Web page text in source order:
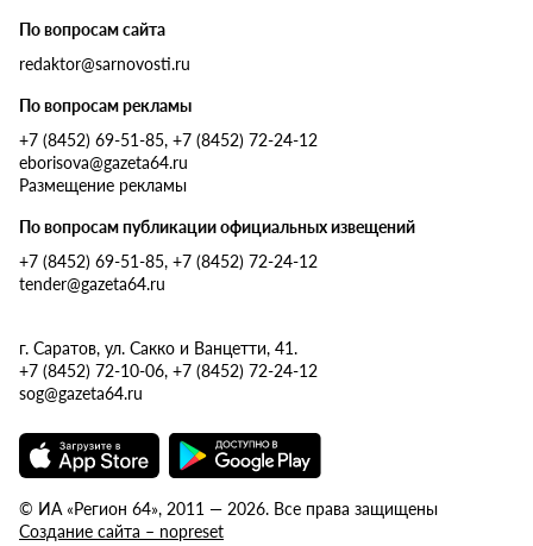
По вопросам сайта
redaktor@sarnovosti.ru
По вопросам рекламы
+7 (8452) 69-51-85, +7 (8452) 72-24-12
eborisova@gazeta64.ru
Размещение рекламы
По вопросам публикации официальных извещений
+7 (8452) 69-51-85, +7 (8452) 72-24-12
tender@gazeta64.ru
г. Саратов, ул. Сакко и Ванцетти, 41.
+7 (8452) 72-10-06, +7 (8452) 72-24-12
sog@gazeta64.ru
© ИА «Регион 64», 2011 — 2026. Все права защищены
Создание сайта – nopreset